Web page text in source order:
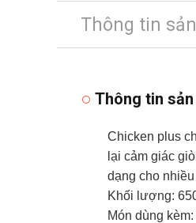
Thông tin
Thông tin sản
Chicken plus
lại cảm giác
dạng cho
Khối lượng:
Món dùng